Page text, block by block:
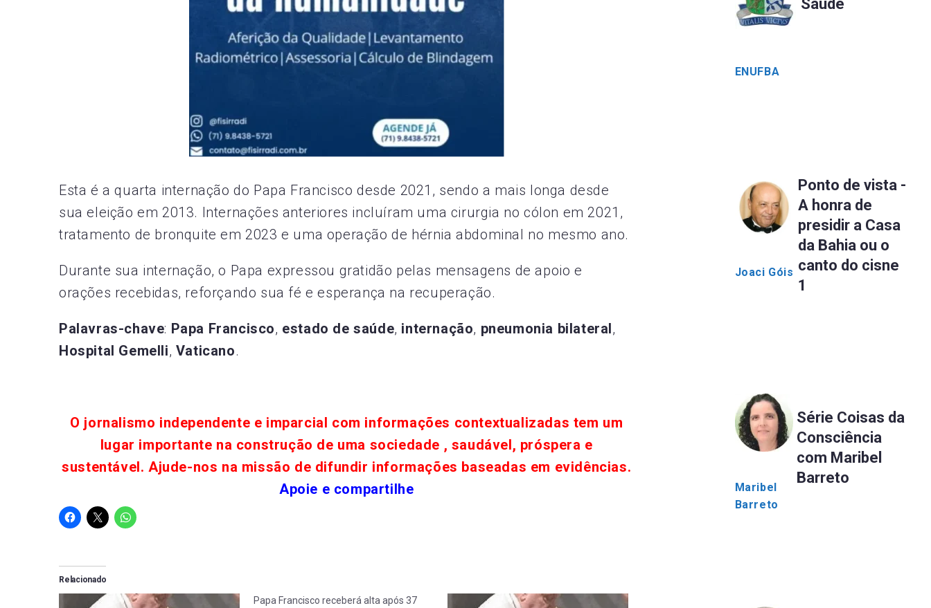
Esta é a quarta internação do Papa Francisco desde 2021, sendo a mais longa desde
sua eleição em 2013. Internações anteriores incluíram uma cirurgia no cólon em 2021,
tratamento de bronquite em 2023 e uma operação de hérnia abdominal no mesmo ano. ​
Durante sua internação, o Papa expressou gratidão pelas mensagens de apoio e
orações recebidas, reforçando sua fé e esperança na recuperação. ​
Palavras-chave: Papa Francisco, estado de saúde, internação, pneumonia bilateral,
Hospital Gemelli, Vaticano.
O jornalismo independente e imparcial com informações contextualizadas tem um
lugar importante na construção de uma sociedade , saudável, próspera e
sustentável. Ajude-nos na missão de difundir informações baseadas em evidências.
Apoie e compartilhe
Relacionado
Papa Francisco receberá alta após 37
ENUFBA
Saúde
Joaci Góis
Ponto de vista -
A honra de
presidir a Casa
da Bahia ou o
canto do cisne
1
Maribel
Barreto
Série Coisas da
Consciência
com Maribel
Barreto